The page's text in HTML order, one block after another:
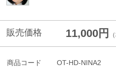
販売価格 11,000円
商品コード OT-HD-NINA2